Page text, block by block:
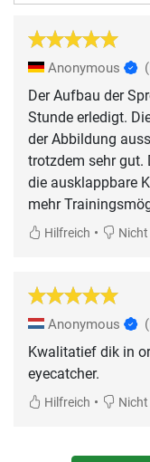
Anonymous
Der Aufbau der
Stunde erledigt.
der Abbildung
trotzdem sehr gut.
die ausklappbare
mehr
Hilfreich •
Anonymous
Kwalitatief dik in
eyecatcher.
Hilfreich •